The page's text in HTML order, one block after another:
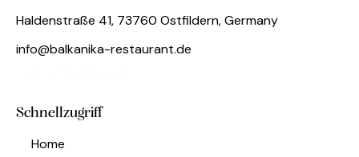
Haldenstraße 41, 73760 Ostfildern, Germany
info@balkanika-restaurant.de
Schnellzugriff
Home